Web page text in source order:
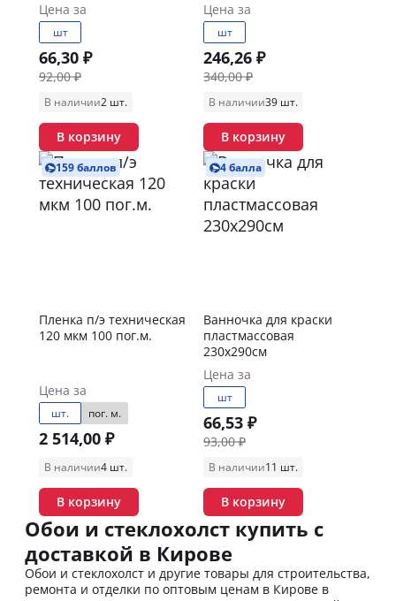
Цена за
шт
66,30 ₽
92,00 ₽
В наличии2 шт.
В корзину
Цена за
шт
246,26 ₽
340,00 ₽
В наличии39 шт.
В корзину
159 баллов
Пленка п/э техническая
120 мкм 100 пог.м.
Цена за
шт. пог. м.
2 514,00 ₽
В наличии4 шт.
В корзину
4 балла
Ванночка для краски
пластмассовая
230х290см
Цена за
шт
66,53 ₽
93,00 ₽
В наличии11 шт.
В корзину
Обои и стеклохолст купить с
доставкой в Кирове
Обои и стеклохолст и другие товары для строительства,
ремонта и отделки по оптовым ценам в Кирове в